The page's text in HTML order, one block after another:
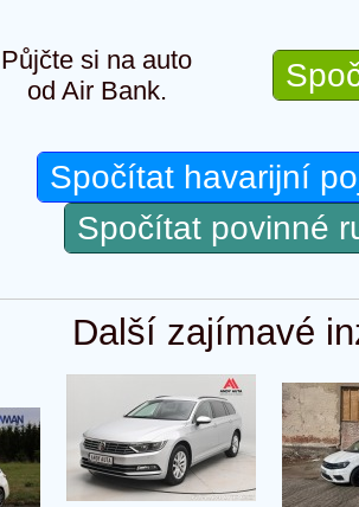
Půjčte si na auto
od Air Bank.
Spočítat havarijní
Spočítat povinné
Další zajímavé